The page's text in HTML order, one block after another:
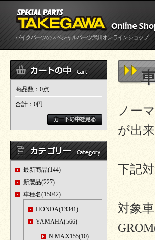
バイクパーツのスペシャルパーツ武川オンラインショップ
商品数：0点
合計： 0円
最新商品(144)
新製品(227)
車種名(15042)
HONDA(13341)
YAMAHA(566)
N MAX155(10)
ノー
が出
下記
対象